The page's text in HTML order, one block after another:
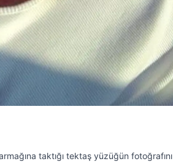
taktığı tektaş yüzüğün fotoğrafını